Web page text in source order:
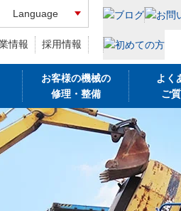
Language
情報 採用情報
お客様の機械の
修理・整備
よく
ご